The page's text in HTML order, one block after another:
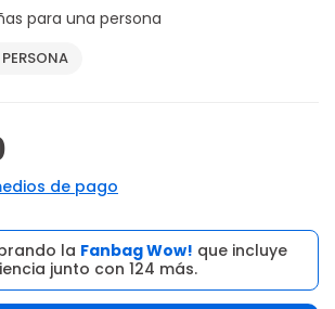
para una persona
de pago
la Fanbag Wow! que incluye
junto con 124 más.